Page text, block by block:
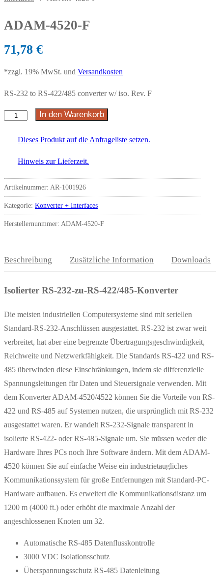
ADAM-4520-F
71,78 €
*zzgl. 19% MwSt. und Versandkosten
RS-232 to RS-422/485 converter w/ iso. Rev. F
In den Warenkorb
Dieses Produkt auf die Anfrageliste setzen.
Hinweis zur Lieferzeit.
Artikelnummer: AR-1001926
Kategorie: Konverter + Interfaces
Herstellernunmmer: ADAM-4520-F
Beschreibung Zusätzliche Information Downloads
Isolierter RS-232-zu-RS-422/485-Konverter
Die meisten industriellen Computersysteme sind mit seriellen
Standard-RS-232-Anschlüssen ausgestattet. RS-232 ist zwar weit
verbreitet, hat aber eine begrenzte Übertragungsgeschwindigkeit,
Reichweite und Netzwerkfähigkeit. Die Standards RS-422 und RS-
485 überwinden diese Einschränkungen, indem sie differenzielle
Spannungsleitungen für Daten und Steuersignale verwenden. Mit
dem Konverter ADAM-4520/4522 können Sie die Vorteile von RS-
422 und RS-485 auf Systemen nutzen, die ursprünglich mit RS-232
ausgestattet waren. Er wandelt RS-232-Signale transparent in
isolierte RS-422- oder RS-485-Signale um. Sie müssen weder die
Hardware Ihres PCs noch Ihre Software ändern. Mit dem ADAM-
4520 können Sie auf einfache Weise ein industrietaugliches
Kommunikationssystem für große Entfernungen mit Standard-PC-
Hardware aufbauen. Es erweitert die Kommunikationsdistanz um
1200 m (4000 ft.) oder erhöht die maximale Anzahl der
angeschlossenen Knoten um 32.
Automatische RS-485 Datenflusskontrolle
3000 VDC Isolationsschutz
Überspannungsschutz RS-485 Datenleitung